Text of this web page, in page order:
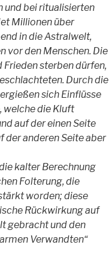
und bei ritualisierten
Millionen über
in die Astralwelt,
vor den Menschen. Die
Frieden sterben dürfen,
Durch die
sich Einflüsse
welche die Kluft
auf der einen Seite
der anderen Seite aber
kalter Berechnung
Folterung, die
worden; diese
Rückwirkung auf
gebracht und den
Verwandten“